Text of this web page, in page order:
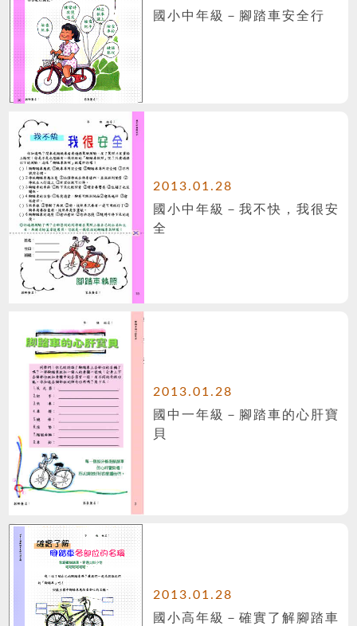
國小中年級－腳踏車安全行
2013.01.28
國小中年級－我不快，我很安
全
2013.01.28
國中一年級－腳踏車的心肝寶
貝
2013.01.28
國小高年級－確實了解腳踏車